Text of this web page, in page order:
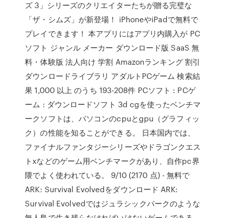
ズ 3」シリーズのクリエイターたちが贈る完璧な
「ザ・シムズ」が新登場！ iPhoneやiPadで無料で
プレイできます！ 本アプリにはアプリ内購入が PC
ソフト ジャンル メーカー ダウンロード版 SaaS 無
料・体験版 法人向け 学割 Amazonランキング 割引
ダウンロードライブラリ アダルトPCゲーム 検索結
果 1,000 以上 のうち 193-208件 PCソフト : PCゲ
ーム : ダウンロードソフト 3d cgを使ったベンチマ
ークソフトは、パソコンのcpuとgpu（グラフィッ
ク）の性能を知ることができる。 日本国内では、
ファイナルファンタジーシリーズやドラゴンクエス
トxなどのゲーム用ベンチマークがあり、自作pc界
隈でよく使われている。 9/10 (2170 点) - 無料で
ARK: Survival Evolvedをダウンロード ARK:
Survival Evolvedではジュラシックパークのような